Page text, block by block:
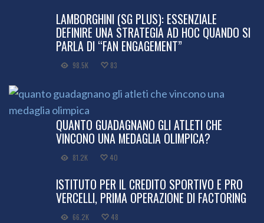
LAMBORGHINI (SG PLUS): ESSENZIALE
DEFINIRE UNA STRATEGIA AD HOC QUANDO SI
PARLA DI “FAN ENGAGEMENT”
98.5K 83
QUANTO GUADAGNANO GLI ATLETI CHE
VINCONO UNA MEDAGLIA OLIMPICA?
81.2K 40
ISTITUTO PER IL CREDITO SPORTIVO E PRO
VERCELLI, PRIMA OPERAZIONE DI FACTORING
66.2K 48